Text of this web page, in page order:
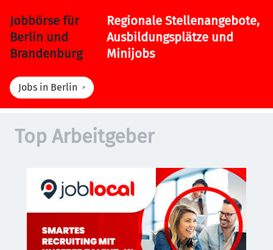
Jobbörse für
Berlin und
Brandenburg
Regionale Stellenangebote,
Ausbildungsplätze und
Minijobs
Jobs in Berlin
Top Arbeitgeber